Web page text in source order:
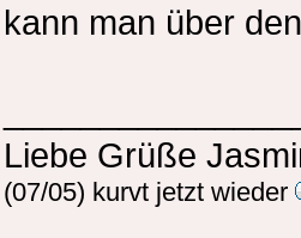
kann man über
Liebe Grüße
(07/05) kurvt jetzt wieder